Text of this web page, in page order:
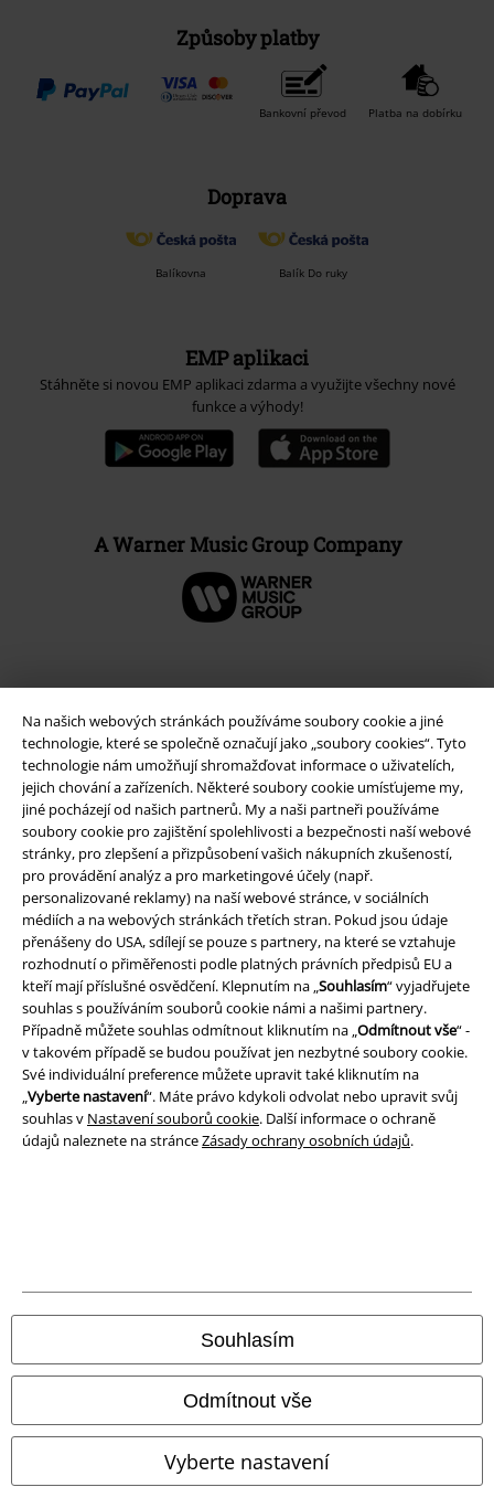
Na našich webových stránkách používáme soubory cookie a jiné
technologie, které se společně označují jako „soubory cookies“. Tyto
technologie nám umožňují shromažďovat informace o uživatelích,
jejich chování a zařízeních. Některé soubory cookie umísťujeme my,
jiné pocházejí od našich partnerů. My a naši partneři používáme
soubory cookie pro zajištění spolehlivosti a bezpečnosti naší webové
stránky, pro zlepšení a přizpůsobení vašich nákupních zkušeností,
pro provádění analýz a pro marketingové účely (např.
personalizované reklamy) na naší webové stránce, v sociálních
médiích a na webových stránkách třetích stran. Pokud jsou údaje
přenášeny do USA, sdílejí se pouze s partnery, na které se vztahuje
rozhodnutí o přiměřenosti podle platných právních předpisů EU a
kteří mají příslušné osvědčení. Klepnutím na „ Souhlasím“ vyjadřujete
souhlas s používáním souborů cookie námi a našimi partnery.
Případně můžete souhlas odmítnout kliknutím na „ Odmítnout vše“ -
v takovém případě se budou používat jen nezbytné soubory cookie.
Své individuální preference můžete upravit také kliknutím na
Vyberte nastavení“. Máte právo kdykoli odvolat nebo upravit svůj
souhlas v Nastavení souborů cookie. Další informace o ochraně
údajů naleznete na stránceZásady ochrany osobních údajů.
Souhlasím
Odmítnout vše
Vyberte nastavení
Způsoby platby
Bankovní převod Platba na dobírku
Doprava
Balíkovna Balík Do ruky
EMP aplikaci
Stáhněte si novou EMP aplikaci zdarma a využijte všechny nové
funkce a výhody!
A Warner Music Group Company
Právní informace
Podmínky
Prohlášení
Ochrana osobních údajů
Likvidace odpadu a ochrana životního prostředí
Prohlášení o shodě
Informace o přístupnosti
Naše online obchody